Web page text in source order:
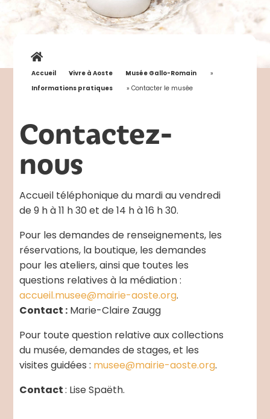
Accueil »
Vivre à Aoste »
Musée Gallo-Romain »
Informations pratiques »Contacter le musée
Contactez-
nous
Accueil téléphonique du mardi au vendredi
de 9 h à 11 h 30 et de 14 h à 16 h 30.
Pour les demandes de renseignements, les
réservations, la boutique, les demandes
pour les ateliers, ainsi que toutes les
questions relatives à la médiation :
accueil.musee@mairie-aoste.org.
Contact : Marie-Claire Zaugg
Pour toute question relative aux collections
du musée, demandes de stages, et les
visites guidées : musee@mairie-aoste.org.
Contact: Lise Spaëth.